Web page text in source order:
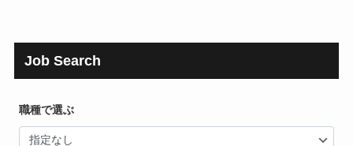
Job Search
職種で選ぶ